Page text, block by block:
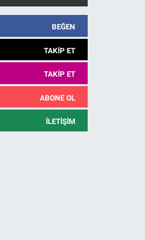
BEĞEN
TAKIP ET
TAKIP ET
ABONE OL
İLETIŞIM